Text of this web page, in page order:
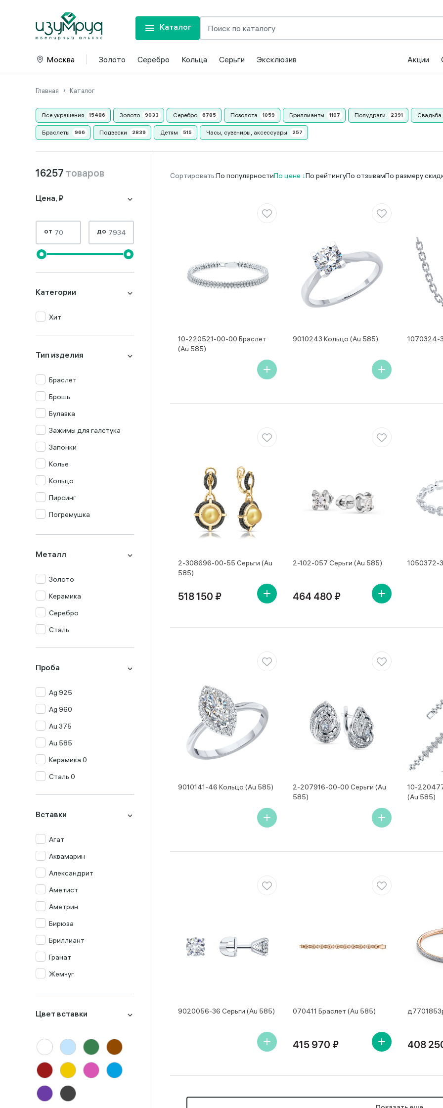
Каталог
Москва Золото Серебро Кольца Серьги Эксклюзив Акции
Главная Каталог
Все украшения Золото Серебро Позолота Бриллианты Полудраги Свадьба
Браслеты Подвески Детям Часы, сувениры, аксессуары
16257 товаров
Цена, ₽
от до
Категории
Хит
Тип изделия
Браслет
Брошь
Булавка
Зажимы для галстука
Запонки
Колье
Кольцо
Пирсинг
Погремушка
Сувенир
Цепь
Часы
Шнур
Металл
Золото
Керамика
Серебро
Сталь
Проба
Ag 925
Ag 960
Au 375
Au 585
Керамика 0
Сталь 0
Вставки
Агат
Аквамарин
Александрит
Аметист
Аметрин
Бирюза
Бриллиант
Гранат
Жемчуг
Коралл
Корунд
Лондон-топаз
Малахит
Цвет вставки
По популярностиПо цене По рейтингуПо отзывамПо размеру
10-220521-00-00 Браслет
(Au 585)
9010243 Кольцо (Au 585) 1070324-
2-308696-00-55 Серьги (Au
585)
518 150 ₽
2-102-057 Серьги (Au 585)
464 480 ₽
1050372-
9010141-46 Кольцо (Au 585)
2-207916-00-00 Серьги (Au
585)
10-
(Au 585)
9020056-36 Серьги (Au 585) 070411 Браслет (Au 585)
415 970 ₽ 408